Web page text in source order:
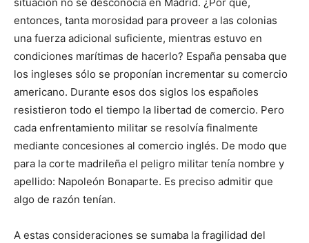
entonces, tanta morosidad para proveer a las colonias
una fuerza adicional suficiente, mientras estuvo en
condiciones marítimas de hacerlo? España pensaba que
los ingleses sólo se proponían incrementar su comercio
americano. Durante esos dos siglos los españoles
resistieron todo el tiempo la libertad de comercio. Pero
cada enfrentamiento militar se resolvía finalmente
mediante concesiones al comercio inglés. De modo que
para la corte madrileña el peligro militar tenía nombre y
apellido: Napoleón Bonaparte. Es preciso admitir que
algo de razón tenían.
A estas consideraciones se sumaba la fragilidad del